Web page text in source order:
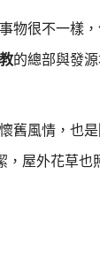
物很不一樣
的總部與發
舊風情，也是
屋外花草也